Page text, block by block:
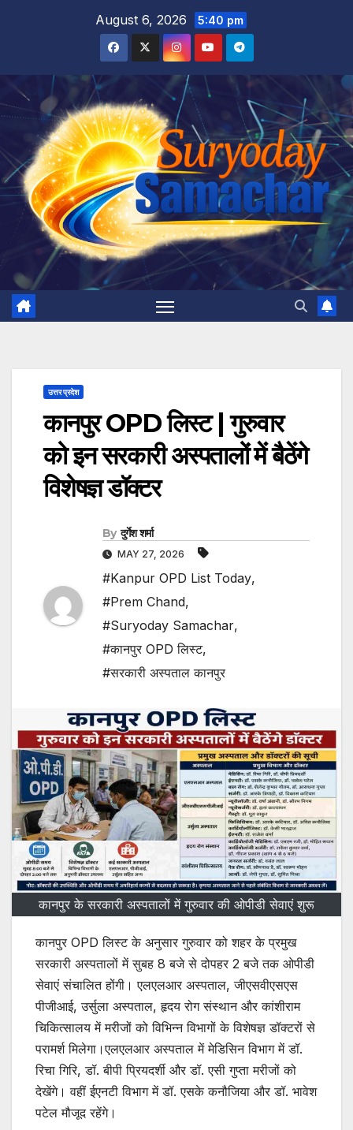
August 6, 2026 5:40 pm
उत्तर प्रदेश
कानपुर OPD लिस्ट | गुरुवार
को इन सरकारी अस्पतालों में बैठेंगे
विशेषज्ञ डॉक्टर
By दुर्गेश शर्मा
MAY 27, 2026
#Kanpur OPD List Today,
#Prem Chand,
#Suryoday Samachar,
#कानपुर OPD लिस्ट,
#सरकारी अस्पताल कानपुर
कानपुर के सरकारी अस्पतालों में गुरुवार की ओपीडी सेवाएं शुरू
कानपुर OPD लिस्ट के अनुसार गुरुवार को शहर के प्रमुख
सरकारी अस्पतालों में सुबह 8 बजे से दोपहर 2 बजे तक ओपीडी
सेवाएं संचालित होंगी। एलएलआर अस्पताल, जीएसवीएसएस
पीजीआई, उर्सुला अस्पताल, हृदय रोग संस्थान और कांशीराम
चिकित्सालय में मरीजों को विभिन्न विभागों के विशेषज्ञ डॉक्टरों से
परामर्श मिलेगा।एलएलआर अस्पताल में मेडिसिन विभाग में डॉ.
रिचा गिरि, डॉ. बीपी प्रियदर्शी और डॉ. एसी गुप्ता मरीजों को
देखेंगे। वहीं ईएनटी विभाग में डॉ. एसके कनौजिया और डॉ. भावेश
पटेल मौजूद रहेंगे।